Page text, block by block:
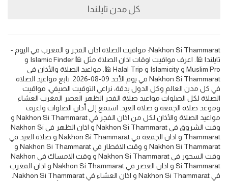
كل مدن تايلندا
Nakhon Si Thammarat: مواقيت الصلاة اذان الفجر و المغرب في اليوم -
تايلندا 🕌. اعرف مواقيت اوقات اذان الصلاة مثل 🕌 Islamic Finder و
Muslim Pro و Islamicity و Halal Trip 🕌. مواعيد الصلاة والأذان في
Nakhon Si Thammarat في يوم الأحد 09-08-2026. تابع مواعيد الصلاة
في كل مدن العالم وكل الدول بدقة، نراعي التوقيت الصيفي، مواقيت
الصلاة لكل الصلوات مواعيد صلاة الفجر الظهر العصر المغرب العشاء
وموعد صلاة الجمعة و صلاة العيد. استمع إلى أذان الصلوات واعرف
مواعيد الصلاة والأذان لكل من اذان الفجر في Nakhon Si Thammarat و
وقت الشروق في Nakhon Si Thammarat و اذان الظهر في Nakhon Si
Thammarat و اذان الجمعة في Nakhon Si Thammarat و صلاة العيد في
Nakhon Si Thammarat و وقت الافطار في Nakhon Si Thammarat و
وقت السحور في Nakhon Si Thammarat و وقت الامساك في Nakhon
Si Thammarat و اذان العصر في Nakhon Si Thammarat و اذان المغرب